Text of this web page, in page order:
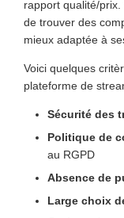
rapport qualité/prix.
de trouver des
mieux adaptée à
Voici quelques
plateforme de
Sécurité des
Politique de
au RGPD
Absence de
Large choix